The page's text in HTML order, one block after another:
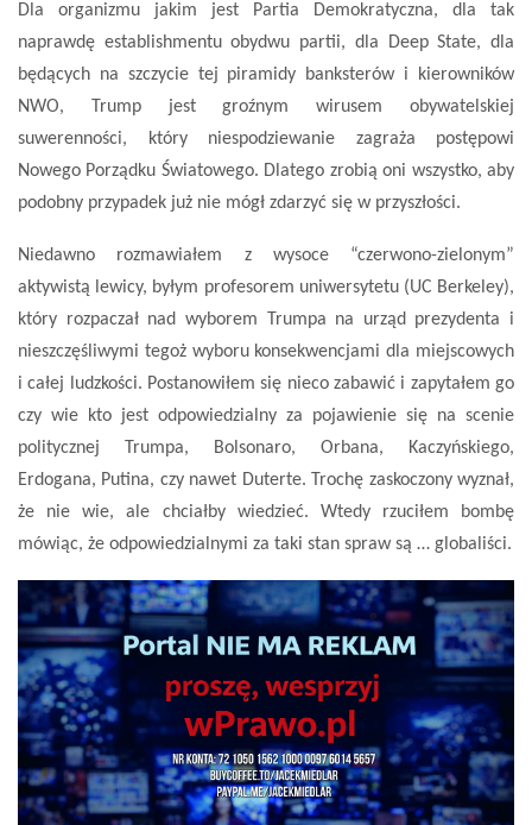
Dla organizmu jakim jest Partia Demokratyczna, dla tak
naprawdę establishmentu obydwu partii, dla Deep State, dla
będących na szczycie tej piramidy banksterów i kierowników
NWO, Trump jest groźnym wirusem obywatelskiej
suwerenności, który niespodziewanie zagraża postępowi
Nowego Porządku Światowego. Dlatego zrobią oni wszystko, aby
podobny przypadek już nie mógł zdarzyć się w przyszłości.
Niedawno rozmawiałem z wysoce “czerwono-zielonym”
aktywistą lewicy, byłym profesorem uniwersytetu (UC Berkeley),
który rozpaczał nad wyborem Trumpa na urząd prezydenta i
nieszczęśliwymi tegoż wyboru konsekwencjami dla miejscowych
i całej ludzkości. Postanowiłem się nieco zabawić i zapytałem go
czy wie kto jest odpowiedzialny za pojawienie się na scenie
politycznej Trumpa, Bolsonaro, Orbana, Kaczyńskiego,
Erdogana, Putina, czy nawet Duterte. Trochę zaskoczony wyznał,
że nie wie, ale chciałby wiedzieć. Wtedy rzuciłem bombę
mówiąc, że odpowiedzialnymi za taki stan spraw są … globaliści.